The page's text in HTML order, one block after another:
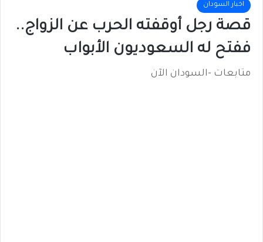
اخبار السودان
قصة رجل أوقفته الحرب عن الزواج..
ففتح له السعوديون الأبواب
متابعات -السودان الآن